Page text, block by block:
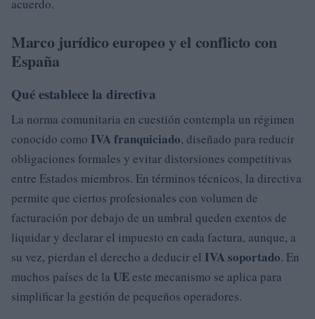
acuerdo.
Marco jurídico europeo y el conflicto con
España
Qué establece la directiva
La norma comunitaria en cuestión contempla un régimen
conocido como IVA franquiciado, diseñado para reducir
obligaciones formales y evitar distorsiones competitivas
entre Estados miembros. En términos técnicos, la directiva
permite que ciertos profesionales con volumen de
facturación por debajo de un umbral queden exentos de
liquidar y declarar el impuesto en cada factura, aunque, a
su vez, pierdan el derecho a deducir el IVA soportado. En
muchos países de la UEeste mecanismo se aplica para
simplificar la gestión de pequeños operadores.